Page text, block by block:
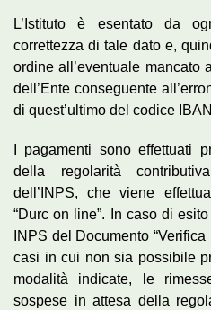
L’Istituto è esentato da
correttezza di tale dato e,
ordine all’eventuale mancato
dell’Ente conseguente
di quest’ultimo del codice
I pagamenti sono effettuati
della regolarità
dell’INPS, che viene
“Durc on line”. In caso di
INPS del Documento
casi in cui non sia possibile
modalità indicate, le
sospese in attesa della